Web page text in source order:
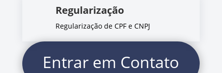
Regularização
Regularização de CPF e CNPJ
Entrar em Contato